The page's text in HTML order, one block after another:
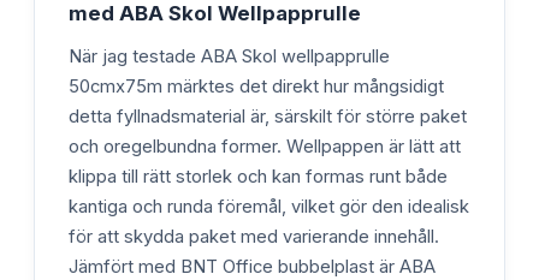
med ABA Skol Wellpapprulle
När jag testade ABA Skol wellpapprulle
50cmx75m märktes det direkt hur mångsidigt
detta fyllnadsmaterial är, särskilt för större paket
och oregelbundna former. Wellpappen är lätt att
klippa till rätt storlek och kan formas runt både
kantiga och runda föremål, vilket gör den idealisk
för att skydda paket med varierande innehåll.
Jämfört med BNT Office bubbelplast är ABA